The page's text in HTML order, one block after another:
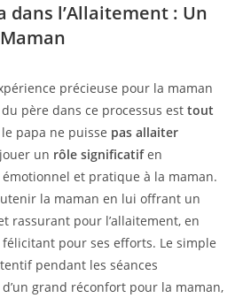
dans l’Allaitement : Un
précieuse pour la maman
père dans ce processus est tout
papa ne puisse pas allaiter
un rôle significatifen
et pratique à la maman.
la maman en lui offrant un
rassurant pour l’allaitement, en
félicitant pour ses efforts. Le simple
pendant les séances
grand réconfort pour la maman,